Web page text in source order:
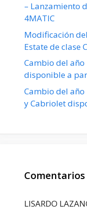
– Lanzamiento
4MATIC
Modificación
Estate de clase
Cambio del año
disponible a
Cambio del año
y Cabriolet
LISARDO